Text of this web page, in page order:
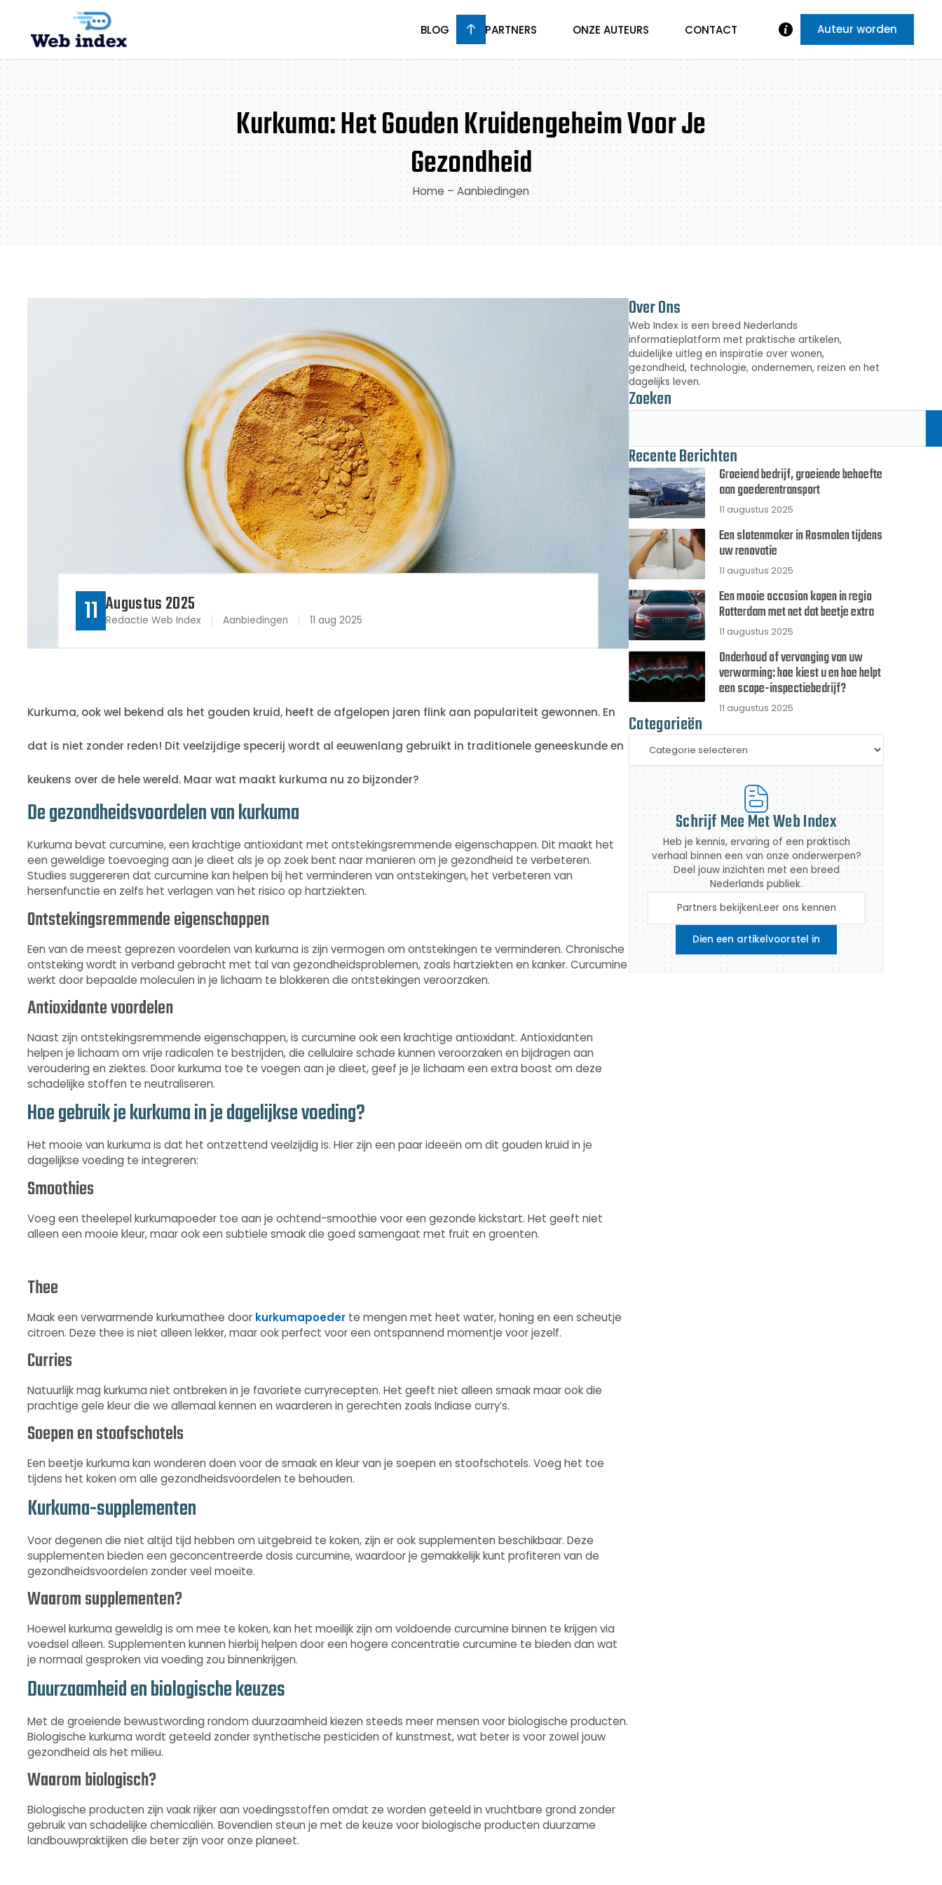
BLOG PARTNERS ONZE AUTEURS CONTACT Auteur worden
Kurkuma: Het Gouden Kruidengeheim Voor Je
Gezondheid
Home – Aanbiedingen
11 Augustus 2025
Redactie Web Index Aanbiedingen 11 aug 2025
Kurkuma, ook wel bekend als het gouden kruid, heeft de afgelopen jaren flink aan populariteit gewonnen. En
dat is niet zonder reden! Dit veelzijdige specerij wordt al eeuwenlang gebruikt in traditionele geneeskunde en
keukens over de hele wereld. Maar wat maakt kurkuma nu zo bijzonder?
De gezondheidsvoordelen van kurkuma
Kurkuma bevat curcumine, een krachtige antioxidant met ontstekingsremmende eigenschappen. Dit maakt het
een geweldige toevoeging aan je dieet als je op zoek bent naar manieren om je gezondheid te verbeteren.
Studies suggereren dat curcumine kan helpen bij het verminderen van ontstekingen, het verbeteren van
hersenfunctie en zelfs het verlagen van het risico op hartziekten.
Ontstekingsremmende eigenschappen
Een van de meest geprezen voordelen van kurkuma is zijn vermogen om ontstekingen te verminderen. Chronische
ontsteking wordt in verband gebracht met tal van gezondheidsproblemen, zoals hartziekten en kanker. Curcumine
werkt door bepaalde moleculen in je lichaam te blokkeren die ontstekingen veroorzaken.
Antioxidante voordelen
Naast zijn ontstekingsremmende eigenschappen, is curcumine ook een krachtige antioxidant. Antioxidanten
helpen je lichaam om vrije radicalen te bestrijden, die cellulaire schade kunnen veroorzaken en bijdragen aan
veroudering en ziektes. Door kurkuma toe te voegen aan je dieet, geef je je lichaam een extra boost om deze
schadelijke stoffen te neutraliseren.
Hoe gebruik je kurkuma in je dagelijkse voeding?
Het mooie van kurkuma is dat het ontzettend veelzijdig is. Hier zijn een paar ideeën om dit gouden kruid in je
dagelijkse voeding te integreren:
Smoothies
Voeg een theelepel kurkumapoeder toe aan je ochtend-smoothie voor een gezonde kickstart. Het geeft niet
alleen een mooie kleur, maar ook een subtiele smaak die goed samengaat met fruit en groenten.
Thee
Maak een verwarmende kurkumathee door kurkumapoeder te mengen met heet water, honing en een scheutje
citroen. Deze thee is niet alleen lekker, maar ook perfect voor een ontspannend momentje voor jezelf.
Curries
Natuurlijk mag kurkuma niet ontbreken in je favoriete curryrecepten. Het geeft niet alleen smaak maar ook die
prachtige gele kleur die we allemaal kennen en waarderen in gerechten zoals Indiase curry’s.
Soepen en stoofschotels
Een beetje kurkuma kan wonderen doen voor de smaak en kleur van je soepen en stoofschotels. Voeg het toe
tijdens het koken om alle gezondheidsvoordelen te behouden.
Kurkuma-supplementen
Voor degenen die niet altijd tijd hebben om uitgebreid te koken, zijn er ook supplementen beschikbaar. Deze
supplementen bieden een geconcentreerde dosis curcumine, waardoor je gemakkelijk kunt profiteren van de
gezondheidsvoordelen zonder veel moeite.
Waarom supplementen?
Hoewel kurkuma geweldig is om mee te koken, kan het moeilijk zijn om voldoende curcumine binnen te krijgen via
voedsel alleen. Supplementen kunnen hierbij helpen door een hogere concentratie curcumine te bieden dan wat
je normaal gesproken via voeding zou binnenkrijgen.
Duurzaamheid en biologische keuzes
Met de groeiende bewustwording rondom duurzaamheid kiezen steeds meer mensen voor biologische producten.
Biologische kurkuma wordt geteeld zonder synthetische pesticiden of kunstmest, wat beter is voor zowel jouw
gezondheid als het milieu.
Waarom biologisch?
Biologische producten zijn vaak rijker aan voedingsstoffen omdat ze worden geteeld in vruchtbare grond zonder
gebruik van schadelijke chemicaliën. Bovendien steun je met de keuze voor biologische producten duurzame
landbouwpraktijken die beter zijn voor onze planeet.
Over Ons
Web Index is een breed Nederlands
informatieplatform met praktische artikelen,
duidelijke uitleg en inspiratie over wonen,
gezondheid, technologie, ondernemen, reizen en het
dagelijks leven.
Zoeken
Recente Berichten
Groeiend bedrijf, groeiende behoefte
aan goederentransport
11 augustus 2025
Een slotenmaker in Rosmalen tijdens
uw renovatie
11 augustus 2025
Een mooie occasion kopen in regio
Rotterdam met net dat beetje extra
11 augustus 2025
Onderhoud of vervanging van uw
verwarming: hoe kiest u en hoe helpt
een scope-inspectiebedrijf?
11 augustus 2025
Categorieën
Schrijf Mee Met Web Index
Heb je kennis, ervaring of een praktisch
verhaal binnen een van onze onderwerpen?
Deel jouw inzichten met een breed
Nederlands publiek.
Partners bekijkenLeer ons kennen
Dien een artikelvoorstel in